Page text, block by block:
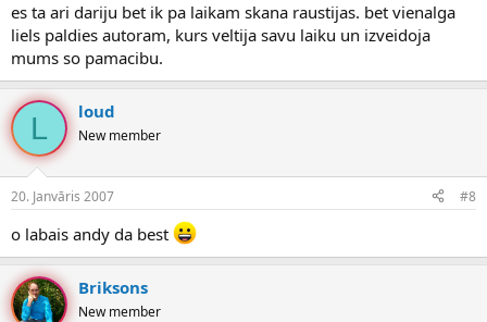
es ta ari dariju bet ik pa laikam skana raustijas. bet vienalga
liels paldies autoram, kurs veltija savu laiku un izveidoja
mums so pamacibu.
L loud
New member
20. Janvāris 2007 #8
o labais andy da best
Briksons
New member